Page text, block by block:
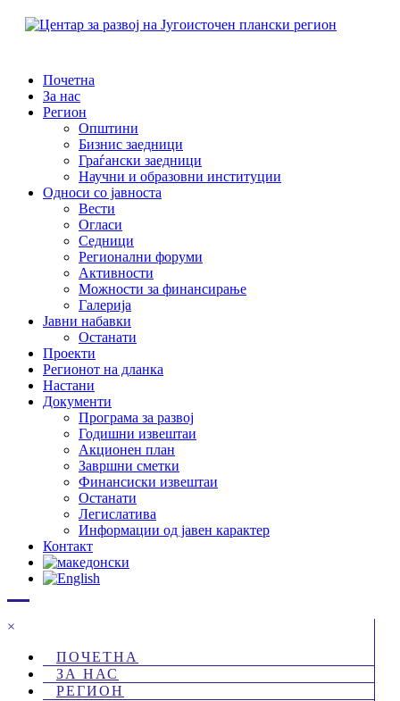
Почетна
За нас
Регион
Општини
Бизнис заедници
Граѓански заедници
Научни и образовни институции
Односи со јавноста
Вести
Огласи
Седници
Регионални форуми
Активности
Можности за финансирање
Галерија
Јавни набавки
Останати
Проекти
Регионот на дланка
Настани
Документи
Програма за развој
Годишни извештаи
Акционен план
Завршни сметки
Финансиски извештаи
Останати
Легислатива
Информации од јавен карактер
Контакт
×
ПОЧЕТНА
ЗА НАС
РЕГИОН